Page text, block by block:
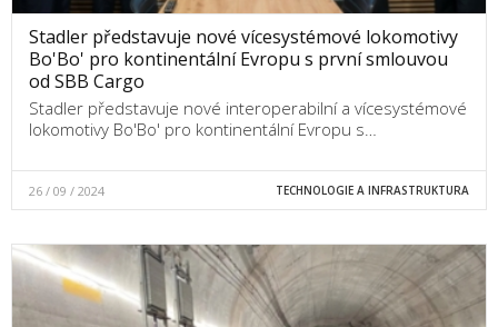
Stadler představuje nové vícesystémové lokomotivy
Bo'Bo' pro kontinentální Evropu s první smlouvou
od SBB Cargo
Stadler představuje nové interoperabilní a vícesystémové
lokomotivy Bo'Bo' pro kontinentální Evropu s…
26 / 09 / 2024 TECHNOLOGIE A INFRASTRUKTURA